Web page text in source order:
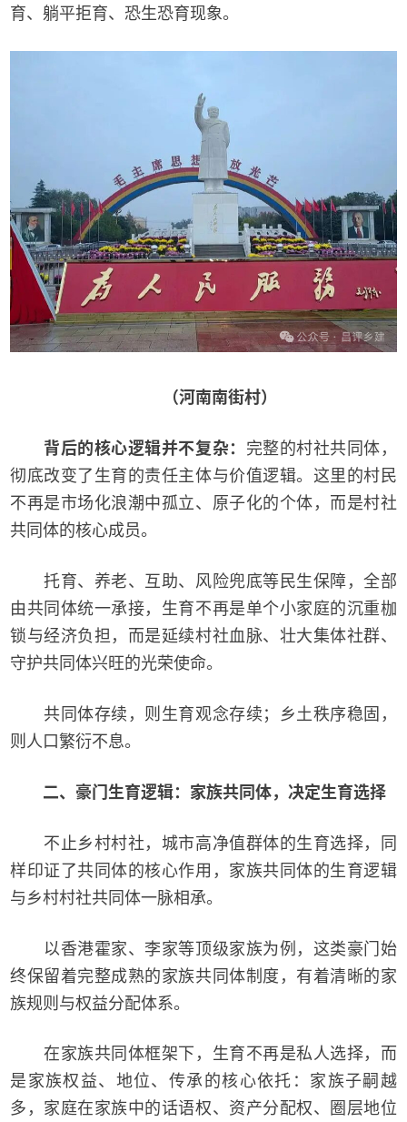
育、躺平拒育、恐生恐育现象。
（河南南街村）
背后的核心逻辑并不复杂： 完整的村社共同体，
彻底改变了生育的责任主体与价值逻辑。这里的村民
不再是市场化浪潮中孤立、原子化的个体，而是村社
共同体的核心成员。
托育、养老、互助、风险兜底等民生保障，全部
由共同体统一承接，生育不再是单个小家庭的沉重枷
锁与经济负担，而是延续村社血脉、壮大集体社群、
守护共同体兴旺的光荣使命。
共同体存续，则生育观念存续；乡土秩序稳固，
则人口繁衍不息。
二、豪门生育逻辑：家族共同体，决定生育选择
不止乡村村社，城市高净值群体的生育选择，同
样印证了共同体的核心作用，家族共同体的生育逻辑
与乡村村社共同体一脉相承。
以香港霍家、李家等顶级家族为例，这类豪门始
终保留着完整成熟的家族共同体制度，有着清晰的家
族规则与权益分配体系。
在家族共同体框架下，生育不再是私人选择，而
是家族权益、地位、传承的核心依托：家族子嗣越
多，家庭在家族中的话语权、资产分配权、圈层地位